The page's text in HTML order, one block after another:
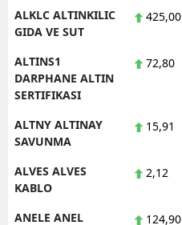
ALKLC ALTINKILIC
GIDA VE SUT
425,00
ALTINS1
DARPHANE ALTIN
SERTIFIKASI
72,80
ALTNY ALTINAY
SAVUNMA
15,91
ALVES ALVES
KABLO
2,12
ANELE ANEL
124,90